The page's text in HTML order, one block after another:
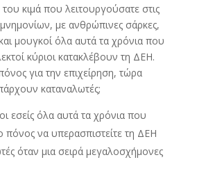
κιμά που λειτουργούσατε στις
με ανθρώπινες σάρκες,
μουγκοί όλα αυτά τα χρόνια που
κύριοι κατακλέβουν τη ΔΕΗ.
για την επιχείρηση, τώρα
καταναλωτές;
εσείς όλα αυτά τα χρόνια που
πόνος να υπερασπιστείτε τη ΔΕΗ
όταν μια σειρά μεγαλοσχήμονες